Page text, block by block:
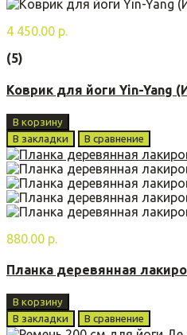
4 450.00 р.
(5)
Коврик для йоги Yin-Yang
В корзину
В закладки
В сравнение
880.00 р.
Планка деревянная
В корзину
В закладки
В сравнение